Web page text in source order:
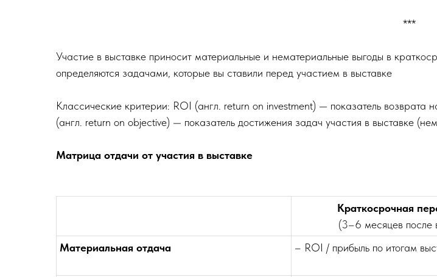
***
Участие в выставке приносит материальные и нематериальные выгоды в
определяются задачами, которые вы ставили перед участием в выставке
Классические критерии: ROI (англ. return on investment) — показатель возврата
(англ. return on objective) — показатель достижения задач участия в выставке
Матрица отдачи от участия в выставке
Краткосрочная
(3–6 месяцев после
Материальная отдача
– ROI / прибыль по итогам